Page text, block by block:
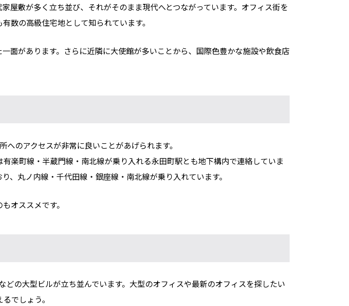
屋敷が多く立ち並び、それがそのまま現代へとつながっています。オフィス街を
数の高級住宅地として知られています。
面があります。さらに近隣に大使館が多いことから、国際色豊かな施設や飲食店
のアクセスが非常に良いことがあげられます。
楽町線・半蔵門線・南北線が乗り入れる永田町駅とも地下構内で連絡していま
、丸ノ内線・千代田線・銀座線・南北線が乗り入れています。
オススメです。
の大型ビルが立ち並んでいます。大型のオフィスや最新のオフィスを探したい
でしょう。